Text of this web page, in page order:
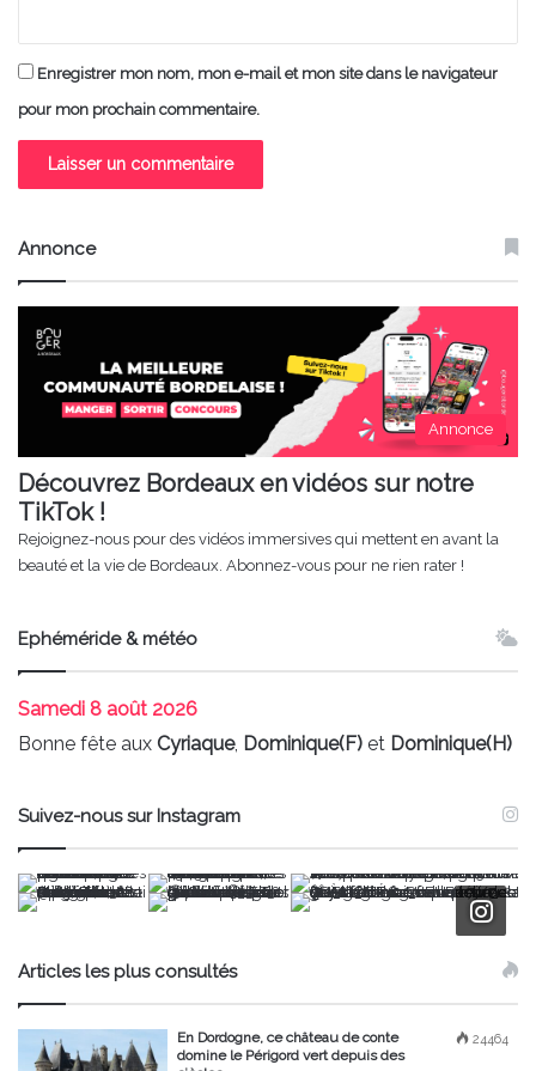
Enregistrer mon nom, mon e-mail et mon site dans le navigateur
pour mon prochain commentaire.
Annonce
Annonce
Découvrez Bordeaux en vidéos sur notre
TikTok !
Rejoignez-nous pour des vidéos immersives qui mettent en avant la
beauté et la vie de Bordeaux. Abonnez-vous pour ne rien rater !
Ephéméride & météo
Samedi 8 août 2026
Bonne fête aux Cyriaque, Dominique(F) et Dominique(H)
Suivez-nous sur Instagram
Articles les plus consultés
24464
En Dordogne, ce château de conte
domine le Périgord vert depuis des